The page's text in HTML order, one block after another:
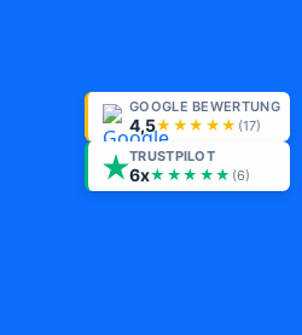
GOOGLE BEWERTUNG
4,5★★★★★ (17)
TRUSTPILOT
6x★★★★★ (6)